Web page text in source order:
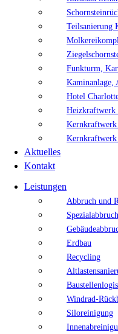
Teilsanierung
Funkturm,
Kaminanlage,
Hotel
Heizkraftwerk
Aktuelles
Kontakt
Leistungen
Abbruch und
Erdbau
Recycling
Windrad-
Siloreinigung